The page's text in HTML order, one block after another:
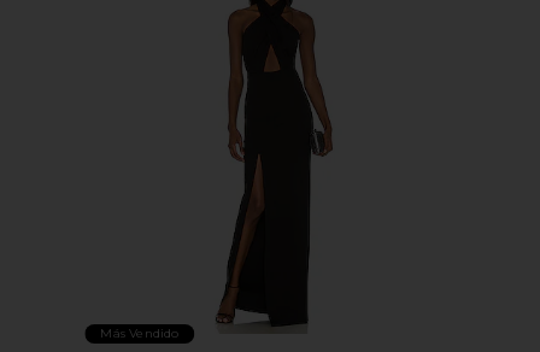
Más Vendido